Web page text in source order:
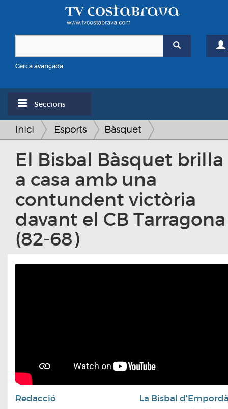
Cerca avançada
Seccions
Inici Esports Bàsquet
El Bisbal Bàsquet brilla
a casa amb una
contundent victòria
davant el CB Tarragona
(82-68)
Redacció
La Bisbal